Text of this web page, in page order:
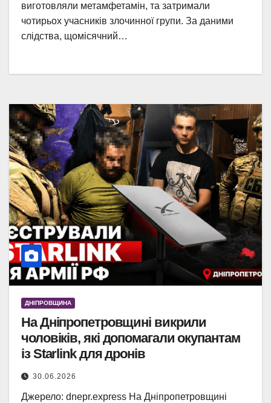
виготовляли метамфетамін, та затримали
чотирьох учасників злочинної групи. За даними
слідства, щомісячний…
ДНІПРОВЩИНА
На Дніпропетровщині викрили
чоловіків, які допомагали окупантам
із Starlink для дронів
30.06.2026
Джерело: dnepr.express На Дніпропетровщині